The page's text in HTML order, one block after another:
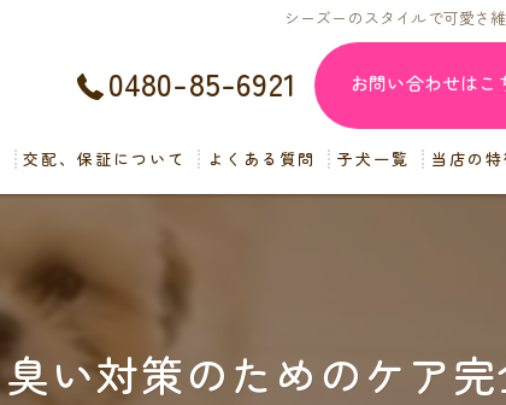
シーズーのスタイルで可愛さ
0480-85-6921 お問い合わせはこ
交配、保証について よくある質問 子犬一覧 当店の特
い対策のためのケア